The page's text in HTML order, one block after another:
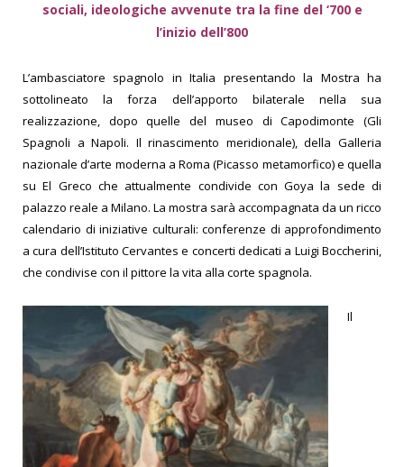
sociali, ideologiche avvenute tra la fine del ‘700 e
l’inizio dell’800
L’ambasciatore spagnolo in Italia presentando la Mostra ha
sottolineato la forza dell’apporto bilaterale nella sua
realizzazione, dopo quelle del museo di Capodimonte (Gli
Spagnoli a Napoli. Il rinascimento meridionale), della Galleria
nazionale d’arte moderna a Roma (Picasso metamorfico) e quella
su El Greco che attualmente condivide con Goya la sede di
palazzo reale a Milano. La mostra sarà accompagnata da un ricco
calendario di iniziative culturali: conferenze di approfondimento
a cura dell’Istituto Cervantes e concerti dedicati a Luigi Boccherini,
che condivise con il pittore la vita alla corte spagnola.
Il